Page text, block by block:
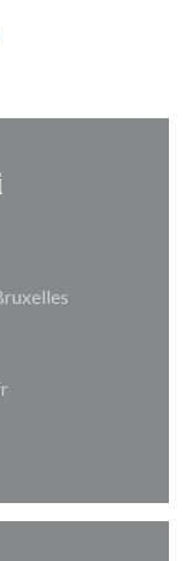
((apre una nuova